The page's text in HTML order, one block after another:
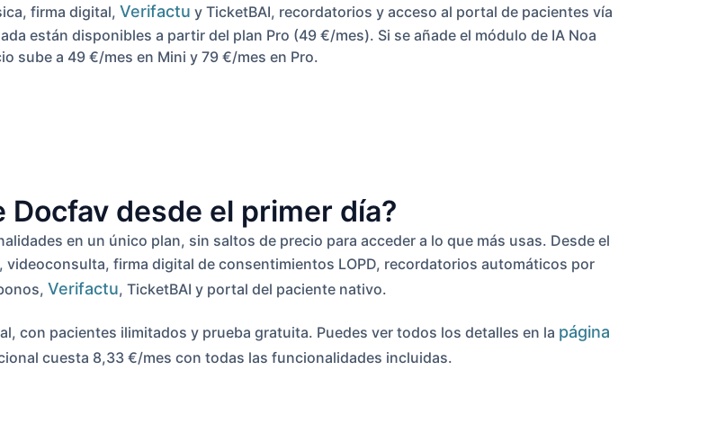
firma digital, Verifactu y TicketBAI, recordatorios y acceso al portal de pacientes vía
están disponibles a partir del plan Pro (49 €/mes). Si se añade el módulo de IA Noa
sube a 49 €/mes en Mini y 79 €/mes en Pro.
Docfav desde el primer día?
en un único plan, sin saltos de precio para acceder a lo que más usas. Desde el
, videoconsulta, firma digital de consentimientos LOPD, recordatorios automáticos por
Verifactu, TicketBAI y portal del paciente nativo.
con pacientes ilimitados y prueba gratuita. Puedes ver todos los detalles en la página
cuesta 8,33 €/mes con todas las funcionalidades incluidas.